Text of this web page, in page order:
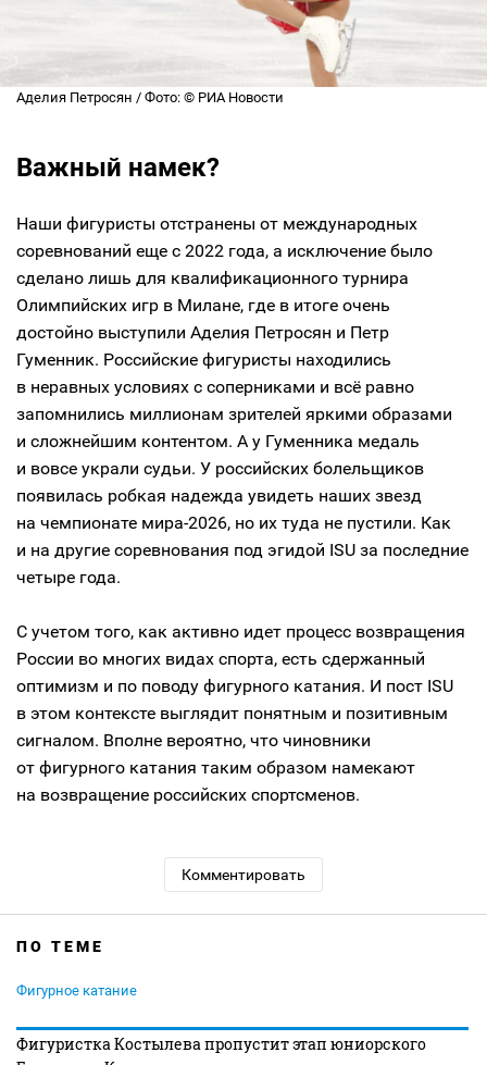
Аделия Петросян / Фото: © РИА Новости
Важный намек?
Наши фигуристы отстранены от международных
соревнований еще с 2022 года, а исключение было
сделано лишь для квалификационного турнира
Олимпийских игр в Милане, где в итоге очень
достойно выступили Аделия Петросян и Петр
Гуменник. Российские фигуристы находились
в неравных условиях с соперниками и всё равно
запомнились миллионам зрителей яркими образами
и сложнейшим контентом. А у Гуменника медаль
и вовсе украли судьи. У российских болельщиков
появилась робкая надежда увидеть наших звезд
на чемпионате мира-2026, но их туда не пустили. Как
и на другие соревнования под эгидой ISU за последние
четыре года.
С учетом того, как активно идет процесс возвращения
России во многих видах спорта, есть сдержанный
оптимизм и по поводу фигурного катания. И пост ISU
в этом контексте выглядит понятным и позитивным
сигналом. Вполне вероятно, что чиновники
от фигурного катания таким образом намекают
на возвращение российских спортсменов.
Комментировать
ПО ТЕМЕ
Фигурное катание
Фигуристка Костылева пропустит этап юниорского